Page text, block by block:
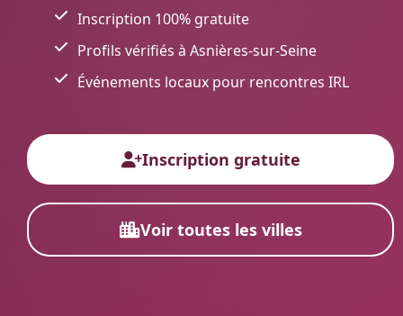
Inscription 100% gratuite
Profils vérifiés à Asnières-sur-Seine
Événements locaux pour rencontres IRL
Inscription gratuite
Voir toutes les villes